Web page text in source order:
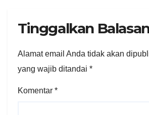
Tinggalkan
Alamat email Anda tidak akan
yang wajib ditandai *
Komentar *